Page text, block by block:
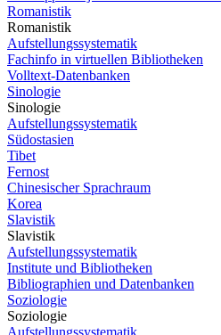
Romanistik
Romanistik
Aufstellungssystematik
Fachinfo in virtuellen Bibliotheken
Volltext-Datenbanken
Sinologie
Sinologie
Aufstellungssystematik
Südostasien
Tibet
Fernost
Chinesischer Sprachraum
Korea
Slavistik
Slavistik
Aufstellungssystematik
Institute und Bibliotheken
Bibliographien und Datenbanken
Soziologie
Soziologie
Aufstellungssystematik